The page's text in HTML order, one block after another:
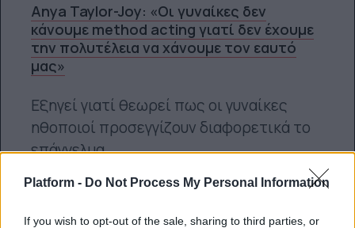
Platform - Do Not Process My Personal Information
If you wish to opt-out of the sale, sharing to third parties, or
Anya Taylor-Joy: «Οι γυναίκες δεν
κάνουμε method acting γιατί δεν έχουμε
την πολυτέλεια να χάνουμε τον εαυτό
μας»
Εξηγεί γιατί θεωρεί πως οι γυναίκες
ηθοποιοί προσεγγίζουν διαφορετικά το
επάγγελμα.
Κλέλια Φατούρου